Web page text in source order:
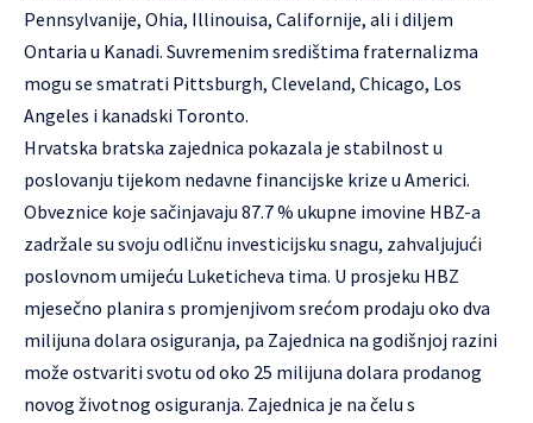
Pennsylvanije, Ohia, Illinouisa, Californije, ali i diljem
Ontaria u Kanadi. Suvremenim središtima fraternalizma
mogu se smatrati Pittsburgh, Cleveland, Chicago, Los
Angeles i kanadski Toronto.
Hrvatska bratska zajednica pokazala je stabilnost u
poslovanju tijekom nedavne financijske krize u Americi.
Obveznice koje sačinjavaju 87.7 % ukupne imovine HBZ-a
zadržale su svoju odličnu investicijsku snagu, zahvaljujući
poslovnom umijeću Luketicheva tima. U prosjeku HBZ
mjesečno planira s promjenjivom srećom prodaju oko dva
milijuna dolara osiguranja, pa Zajednica na godišnjoj razini
može ostvariti svotu od oko 25 milijuna dolara prodanog
novog životnog osiguranja. Zajednica je na čelu s